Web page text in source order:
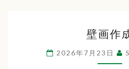
ー
ン
画
作
成
壁画作
2026年7月23日